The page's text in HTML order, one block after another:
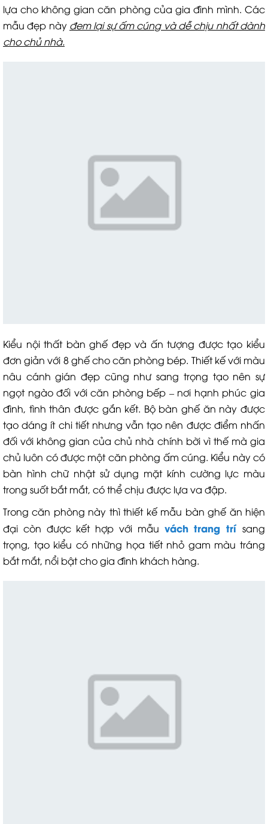
lựa cho không gian căn phòng của gia đình mình. Các
mẫu đẹp này đem lại sự ấm cúng và dễ chịu nhất dành
cho chủ nhà.
Kiểu nội thất bàn ghế đẹp và ấn tượng được tạo kiểu
đơn giản với 8 ghế cho căn phòng bép. Thiết kế với màu
nâu cánh gián đẹp cũng như sang trọng tạo nên sự
ngọt ngào đối với căn phòng bếp – nơi hạnh phúc gia
đình, tình thân được gắn kết. Bộ bàn ghế ăn này được
tạo dáng ít chi tiết nhưng vẫn tạo nên được điểm nhấn
đối với không gian của chủ nhà chính bời vì thế mà gia
chủ luôn có được một căn phòng ấm cúng. Kiểu này có
bàn hình chữ nhật sử dụng mặt kính cường lực màu
trong suốt bắt mắt, có thể chịu được lựa va đập.
Trong căn phòng này thì thiết kế mẫu bàn ghế ăn hiện
đại còn được kết hợp với mẫu vách trang trí sang
trọng, tạo kiểu có những họa tiết nhỏ gam màu tráng
bắt mắt, nổi bật cho gia đình khách hàng.